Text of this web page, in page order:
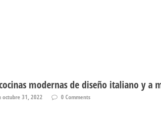
modernas de diseño italiano y a
octubre 31, 2022 0 Comments